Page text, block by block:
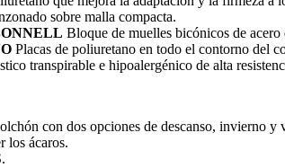
sobre malla compacta.
Bloque de muelles bicónicos de
Placas de poliuretano en todo el contorno del
transpirable e hipoalergénico de alta
con dos opciones de descanso, invierno y
los ácaros.